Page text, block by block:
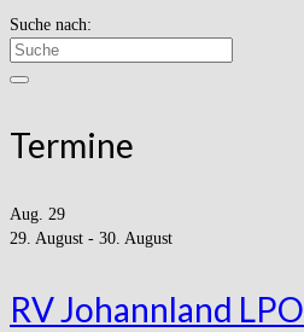
Suche nach:
Termine
Aug. 29
29. August - 30. August
RV Johannland LPO